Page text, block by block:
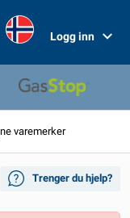
Logg inn
varemerker
Trenger du hjelp?